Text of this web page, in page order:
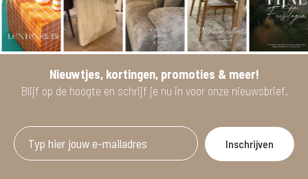
Nieuwtjes, kortingen, promoties & meer!
Blijf op de hoogte en schrijf je nu in voor onze nieuwsbrief.